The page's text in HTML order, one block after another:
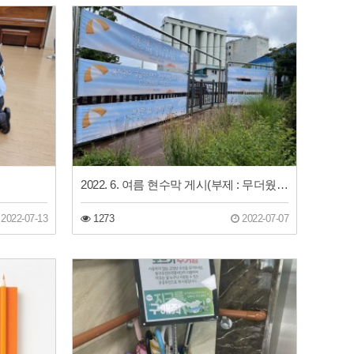
07-13
2022. 6. 여름 현수막 게시(부제 : 무더웠던 나의 여름 하루를 시원하게 만들어줄 이곳)
1273 2022-07-07